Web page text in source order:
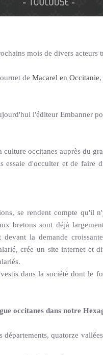
mois de divers
de Macarel en Occitanie
l'éditeur Embanner
occitanes auprès du
d'occulter et de faire
se rendent compte qu'il
bretons sont déjà
la demande
crée un site internet et
dans la société dont le
occitanes dans notre
quatorze